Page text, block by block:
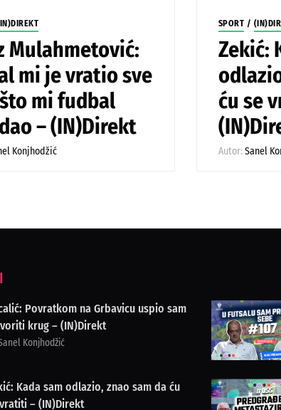
Mulahmetović:
mi je vratio sve
mi fudbal
– (IN)Direkt
Konjhodžić
SPORT /
Zekić:
ću se
Autor: Sanel
Povratkom na Grbavicu uspio sam
krug – (IN)Direkt
Konjhodžić
Kada sam odlazio, znao sam da ću
– (IN)Direkt